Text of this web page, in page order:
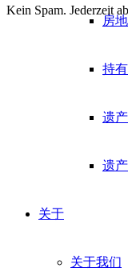
房
持
遗
遗
关于
关于我们
Kein Spam. Jederzeit